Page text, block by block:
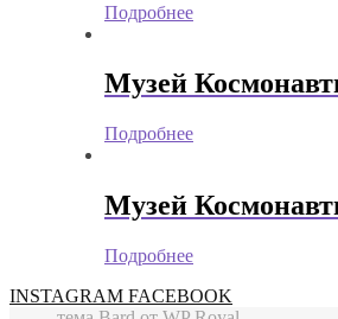
Подробнее
Музей
Подробнее
Музей
Подробнее
INSTAGRAM FACEBOOK